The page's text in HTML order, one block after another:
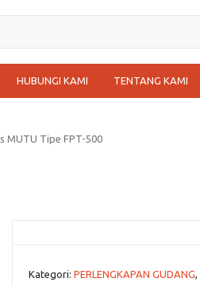
HUBUNGI KAMI TENTANG KAMI
MUTU Tipe FPT-500
Kategori: PERLENGKAPAN GUDANG,